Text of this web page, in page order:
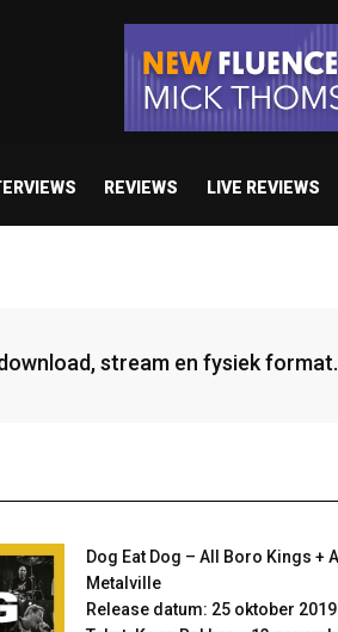
REVIEWS LIVE REVIEWS
stream en fysiek format.
Dog Eat Dog – All Boro Kings +
Metalville
Release datum: 25 oktober 2019